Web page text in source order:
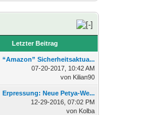
Letzter Beitrag
“Amazon” Sicherheitsaktua...
07-20-2017, 10:42 AM
von Kilian90
Erpressung: Neue Petya-We...
12-29-2016, 07:02 PM
von Kolba